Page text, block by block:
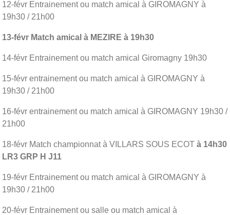
12-févr Entrainement ou match amical à GIROMAGNY à
19h30 / 21h00
13-févr Match amical à MEZIRE à 19h30
14-févr Entrainement ou match amical Giromagny 19h30
15-févr entrainement ou match amical à GIROMAGNY à
19h30 / 21h00
16-févr entrainement ou match amical à GIROMAGNY 19h30 /
21h00
18-févr Match championnat à VILLARS SOUS ECOT à 14h30
LR3 GRP H J11
19-févr Entrainement ou match amical à GIROMAGNY à
19h30 / 21h00
20-févr Entrainement ou salle ou match amical à